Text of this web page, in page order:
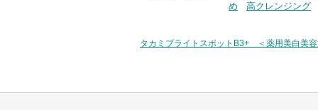
め
高クレンジング
タカミブライトスポットB3+ ＜薬用美白美容